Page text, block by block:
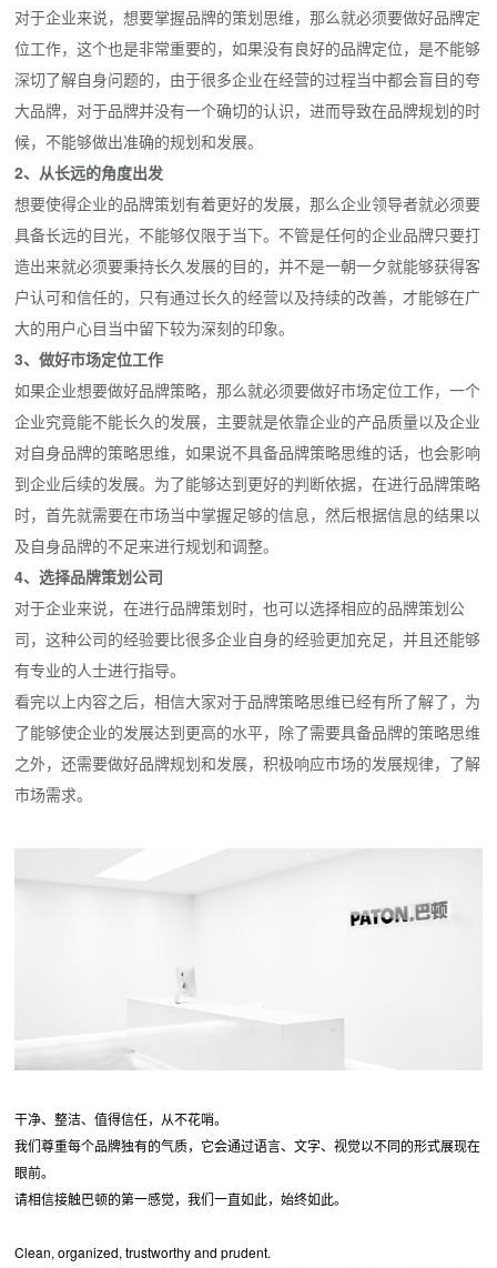
对于企业来说，想要掌握品牌的策划思维，那么就必须要做好品牌定
位工作，这个也是非常重要的，如果没有良好的品牌定位，是不能够
深切了解自身问题的，由于很多企业在经营的过程当中都会盲目的夸
大品牌，对于品牌并没有一个确切的认识，进而导致在品牌规划的时
候，不能够做出准确的规划和发展。
2、从长远的角度出发
想要使得企业的品牌策划有着更好的发展，那么企业领导者就必须要
具备长远的目光，不能够仅限于当下。不管是任何的企业品牌只要打
造出来就必须要秉持长久发展的目的，并不是一朝一夕就能够获得客
户认可和信任的，只有通过长久的经营以及持续的改善，才能够在广
大的用户心目当中留下较为深刻的印象。
3、做好市场定位工作
如果企业想要做好品牌策略，那么就必须要做好市场定位工作，一个
企业究竟能不能长久的发展，主要就是依靠企业的产品质量以及企业
对自身品牌的策略思维，如果说不具备品牌策略思维的话，也会影响
到企业后续的发展。为了能够达到更好的判断依据，在进行品牌策略
时，首先就需要在市场当中掌握足够的信息，然后根据信息的结果以
及自身品牌的不足来进行规划和调整。
4、选择品牌策划公司
对于企业来说，在进行品牌策划时，也可以选择相应的品牌策划公
司，这种公司的经验要比很多企业自身的经验更加充足，并且还能够
有专业的人士进行指导。
看完以上内容之后，相信大家对于品牌策略思维已经有所了解了，为
了能够使企业的发展达到更高的水平，除了需要具备品牌的策略思维
之外，还需要做好品牌规划和发展，积极响应市场的发展规律，了解
市场需求。
干净、整洁、值得信任，从不花哨。
我们尊重每个品牌独有的气质，它会通过语言、文字、视觉以不同的形式展现在
眼前。
请相信接触巴顿的第一感觉，我们一直如此，始终如此。
Clean, organized, trustworthy and prudent.